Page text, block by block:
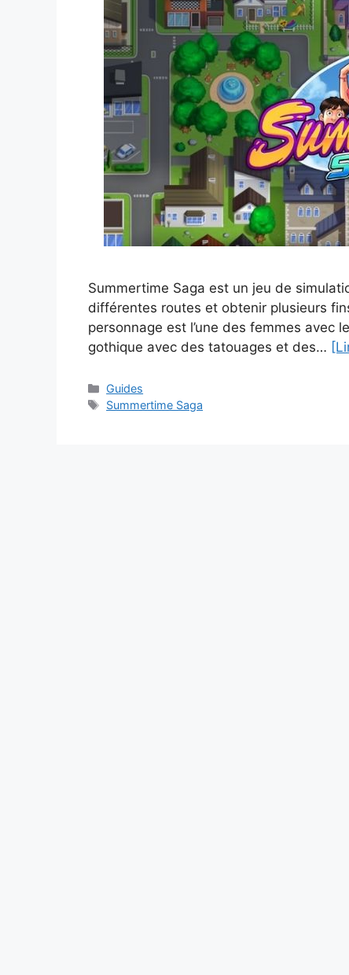
Summertime Saga est un jeu de
différentes routes et obtenir plusieurs
personnage est l’une des femmes avec
gothique avec des tatouages et des…
Catégories
Guides
Étiquettes
Summertime Saga